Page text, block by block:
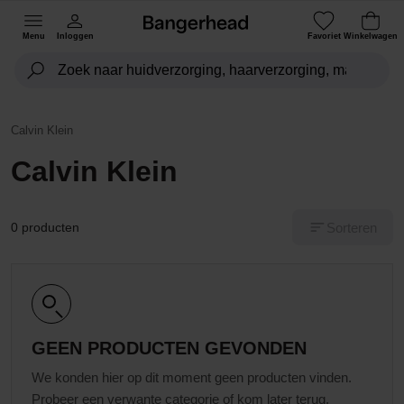
Menu Inloggen Favoriet Winkelwagen
Calvin Klein
Calvin Klein
0 producten
GEEN PRODUCTEN GEVONDEN
We konden hier op dit moment geen producten vinden.
Probeer een verwante categorie of kom later terug.